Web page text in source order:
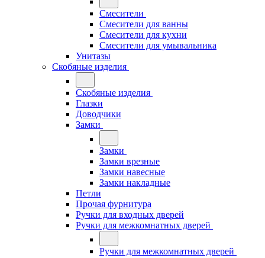
Смесители
Смесители для ванны
Смесители для кухни
Смесители для умывальника
Унитазы
Скобяные изделия
Скобяные изделия
Глазки
Доводчики
Замки
Замки
Замки врезные
Замки навесные
Замки накладные
Петли
Прочая фурнитура
Ручки для входных дверей
Ручки для межкомнатных дверей
Ручки для межкомнатных дверей